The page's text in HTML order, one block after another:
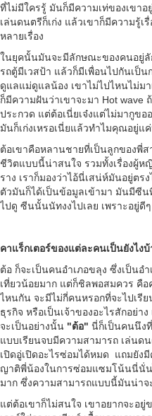
ที่ไม่มีใครรู้ มันก็มีความเท่ของเขาอ
เล่นดนตรีก็เก่ง แล้วเขาก็มีความรู้เ
หลายเรื่อง
ในยุคนั้นมันจะมีลักษณะของคนอยู่ลั
รถตู้มีเวสป้า แล้วก็มีเพื่อนไปกันเป็
ดูแลแม่ดูแลน้อง เขาไม่ไปไหนไม่มา
ก็มีความฝันว่าเขาจะมา Hot
ประกวด แต่ต้อเนี่ยเจ๋งแต่ไม่มากูข
มันก็เก่งเหรอเนี่ยแล้วทำไมคุณอยู่แ
ต้อเขาคือหลานชายที่เป็นลูกของพี่
ชีวิตแบบนี้น่าสนใจ รวมทั้งเรื่องผู้ห
ราง เราก็มองว่าไอ้นี่เสน่ห์มันอยู่ตร
ตัวมันก็ได้เป็นข้อมูลเข้ามา มันมีซีน
ไปดู ซีนนั้นนัทงงไปเลย เพราะอยู่ดี
คาแร็กเตอร์ของแต่ละคนเป็นยังไงบ้
ต้อ ก็จะเป็นคนอำเภอขลุง ซึ่งเป็นอ
เที่ยวน้อยมาก แต่ก็ชิลพอสมควร คือ
ไหนกัน จะมีไม่กี่คนหรอกที่จะไปเรี
ธุรกิจ หรือเป็นเจ้าของอะไรสักอย่า
จะเป็นอย่างนั้น "ต้อ" นี่ก็เป็นคนนึง
แบบเรียนจบมีความสามารถ เล่นด
เปิดอู่เปิดอะไรซ่อมได้หมด แถมยัง
ญาติพี่น้องในการซ่อมแซมโน้นนี่นั่น
มาก ซึ่งความสามารถแบบนี้มันน่าจ
แต่ต้อเขาก็ไม่สนใจ เขาอยากจะอยู่